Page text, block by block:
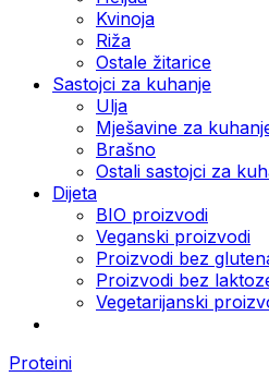
Kvinoja
Riža
Ostale žitarice
Sastojci za kuhanje
Ulja
Mješavine za
Brašno
Ostali sastojci za
Dijeta
BIO proizvodi
Veganski proizvodi
Proizvodi bez
Proizvodi bez
Vegetarijanski
Proteini